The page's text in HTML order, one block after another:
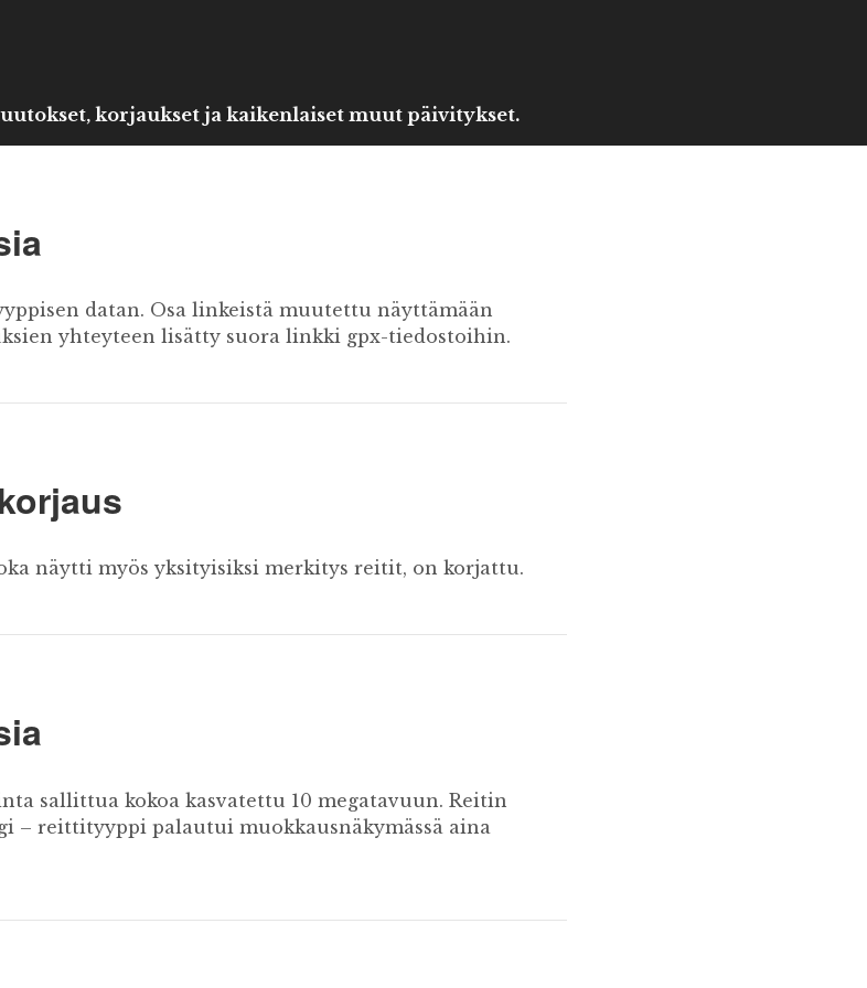
korjaukset ja kaikenlaiset muut päivitykset.
datan. Osa linkeistä muutettu näyttämään
yhteyteen lisätty suora linkki gpx-tiedostoihin.
näytti myös yksityisiksi merkitys reitit, on korjattu.
sallittua kokoa kasvatettu 10 megatavuun. Reitin
– reittityyppi palautui muokkausnäkymässä aina